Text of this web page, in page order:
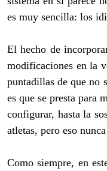
es muy sencilla: los
El hecho de
modificaciones en la
puntadillas de que no
es que se presta para
configurar, hasta la
atletas, pero eso
Como siempre, en